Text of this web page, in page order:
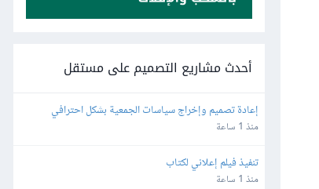
أحدث مشاريع التصميم على مستقل
إعادة تصميم وإخراج سياسات الجمعية بشكل احترافي
منذ 1 ساعة
تنفيذ فيلم إعلاني لكتاب
منذ 1 ساعة